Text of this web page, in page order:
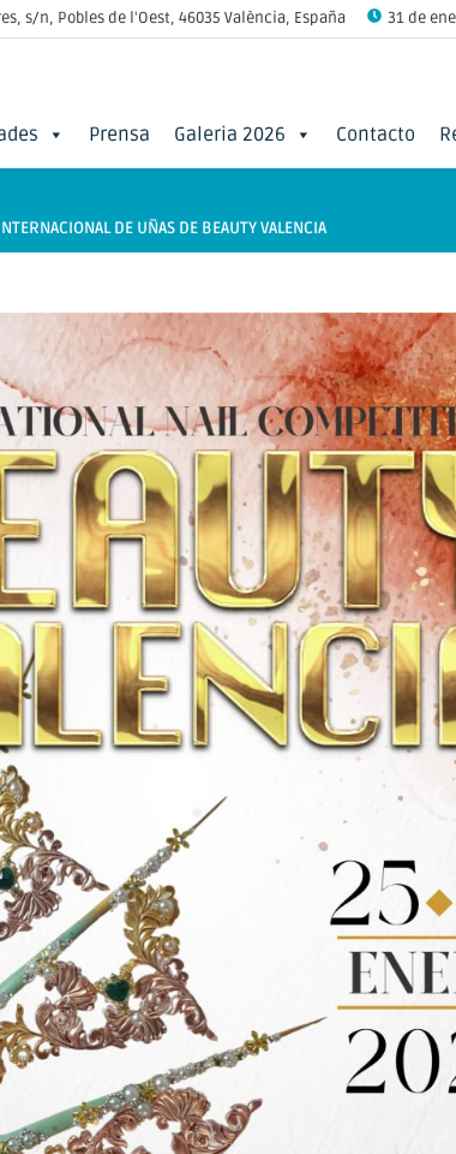
s/n, Pobles de l'Oest, 46035 València, España 31 de
Prensa Galeria 2026 Contacto
DE UÑAS DE BEAUTY VALENCIA